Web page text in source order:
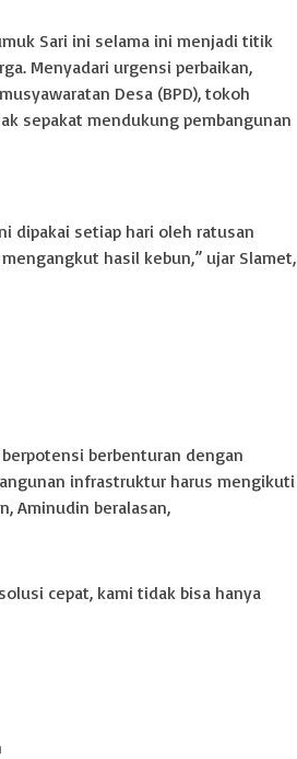
Sari ini selama ini menjadi titik
Menyadari urgensi perbaikan,
Desa (BPD), tokoh
sepakat mendukung pembangunan
dipakai setiap hari oleh ratusan
hasil kebun,” ujar Slamet,
berbenturan dengan
infrastruktur harus mengikuti
Aminudin beralasan,
cepat, kami tidak bisa hanya